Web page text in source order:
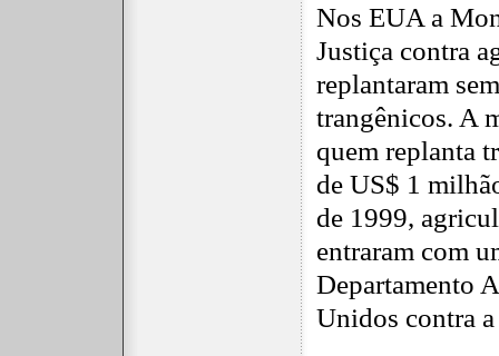
Nos EUA a
Justiça contra
replantaram
trangênicos. A
quem replanta
de US$ 1
de 1999,
entraram com
Departamento
Unidos contra